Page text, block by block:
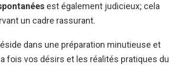
est également judicieux; cela
un cadre rassurant.
dans une préparation minutieuse et
fois vos désirs et les réalités pratiques du